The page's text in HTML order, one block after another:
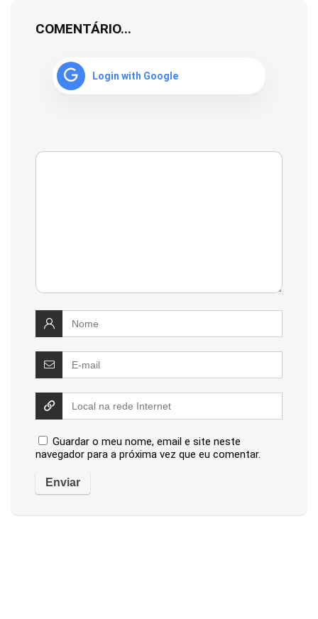
COMENTÁRIO...
Login with Google
Guardar o meu nome, email e site neste
navegador para a próxima vez que eu comentar.